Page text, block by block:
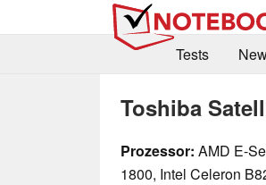
Tests
Toshiba
Prozessor: AMD E-
1800, Intel Celeron